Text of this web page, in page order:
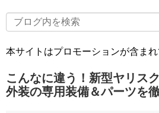
本サイトはプロモーションが含まれ
こんなに違う！新型ヤリス
外装の専用装備＆パーツを